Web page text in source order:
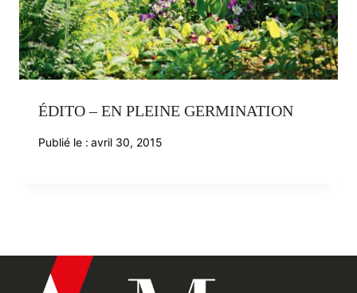
ÉDITO – EN PLEINE GERMINATION
Publié le : avril 30, 2015